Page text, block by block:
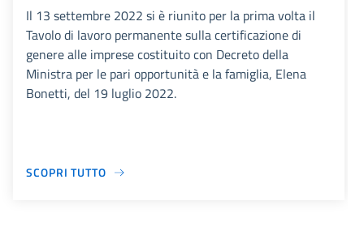
Il 13 settembre 2022 si è riunito per la prima volta il
Tavolo di lavoro permanente sulla certificazione di
genere alle imprese costituito con Decreto della
Ministra per le pari opportunità e la famiglia, Elena
Bonetti, del 19 luglio 2022.
SCOPRI TUTTO